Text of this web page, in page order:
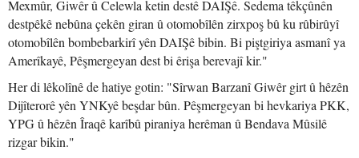
Mexmûr, Giwêr û Celewla ketin destê DAIŞê. Sedema têkçûnên
destpêkê nebûna çekên giran û otomobîlên zirxpoş bû ku rûbirûyî
otomobîlên bombebarkirî yên DAIŞê bibin. Bi piştgiriya asmanî ya
Amerîkayê, Pêşmergeyan dest bi êrişa berevajî kir."
Her di lêkolînê de hatiye gotin: "Sîrwan Barzanî Giwêr girt û hêzên
Dijîterorê yên YNKyê beşdar bûn. Pêşmergeyan bi hevkariya PKK,
YPG û hêzên Îraqê karîbû piraniya herêman û Bendava Mûsilê
rizgar bikin."